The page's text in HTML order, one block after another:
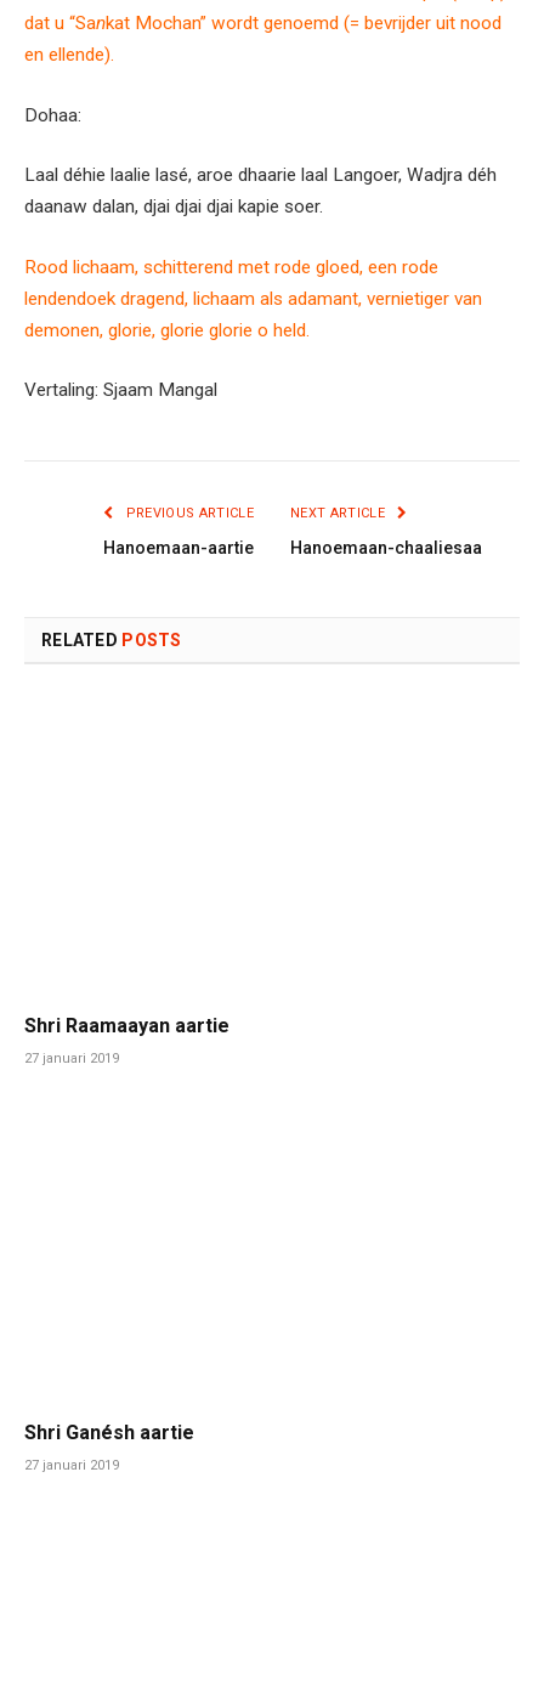
dat u “Sankat Mochan” wordt genoemd (= bevrijder uit nood
en ellende).
Dohaa:
Laal déhie laalie lasé, aroe dhaarie laal Langoer, Wadjra déh
daanaw dalan, djai djai djai kapie soer.
Rood lichaam, schitterend met rode gloed, een rode
lendendoek dragend, lichaam als adamant, vernietiger van
demonen, glorie, glorie glorie o held.
Vertaling: Sjaam Mangal
PREVIOUS ARTICLE
Hanoemaan-aartie
NEXT ARTICLE
Hanoemaan-chaaliesaa
RELATED POSTS
Shri Raamaayan aartie
27 januari 2019
Shri Ganésh aartie
27 januari 2019